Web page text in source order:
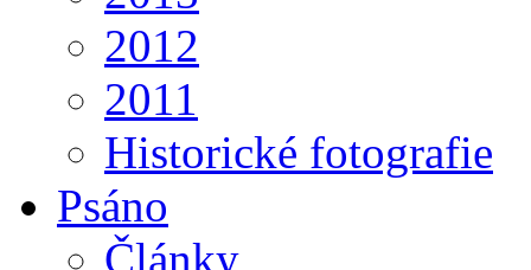
2012
2011
Historické fotografie
Psáno
Články